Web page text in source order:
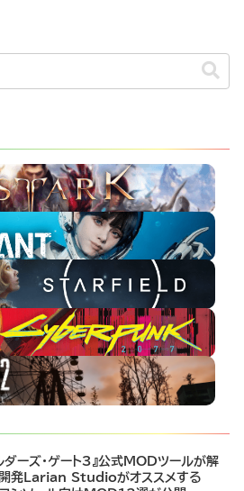
ダーズ・ゲート3』公式MODツールが解
発Larian Studioがオススメする